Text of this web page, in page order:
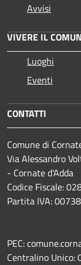
Avvisi
VIVERE IL
Luoghi
Eventi
CONTATTI
Comune di
Via Alessandro
- Cornate d'Adda
Codice Fiscale:
Partita IVA:
PEC:
Centralino Unico: